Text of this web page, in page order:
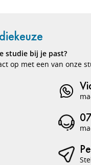
studie bij je past?
op met een van onze